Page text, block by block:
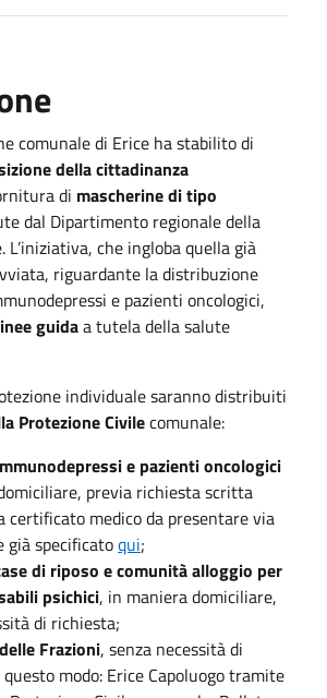
comunale di Erice ha stabilito di
della cittadinanza
di mascherine di tipo
dal Dipartimento regionale della
L’iniziativa, che ingloba quella già
riguardante la distribuzione
e pazienti oncologici,
guidaa tutela della salute
individuale saranno distribuiti
Protezione Civilecomunale:
e pazienti oncologici
previa richiesta scritta
certificato medico da presentare via
già specificatoqui;
di riposo e comunità alloggio per
psichici, in maniera domiciliare,
di richiesta;
Frazioni, senza necessità di
modo: Erice Capoluogo tramite